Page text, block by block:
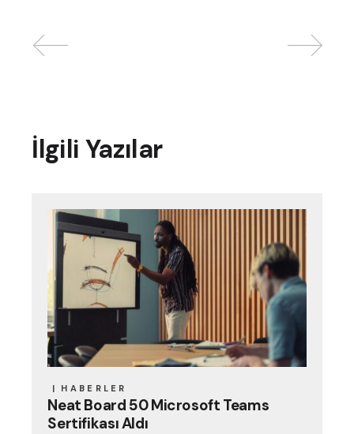
İlgili Yazılar
HABERLER
Neat Board 50 Microsoft Teams
Sertifikası Aldı